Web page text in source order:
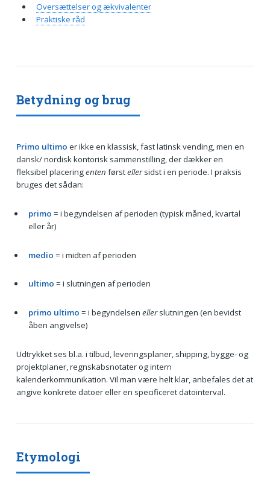
Betydning og brug
Primo ultimo er ikke en klassisk, fast latinsk vending, men en
dansk/ nordisk kontorisk sammenstilling, der dækker en
fleksibel placeringenten førstellersidst i en periode. I praksis
bruges det sådan:
primo = i begyndelsen af perioden (typisk måned, kvartal
eller år)
medio = i midten af perioden
ultimo = i slutningen af perioden
primo ultimo = i begyndelsen ellerslutningen (en bevidst
åben angivelse)
Udtrykket ses bl.a. i tilbud, leveringsplaner, shipping, bygge- og
projektplaner, regnskabsnotater og intern
kalenderkommunikation. Vil man være helt klar, anbefales det at
angive konkrete datoer eller en specificeret dato­interval.
Etymologi
Oversættelser og ækvivalenter
Praktiske råd